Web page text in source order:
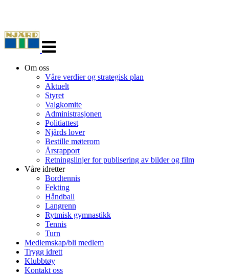
navigasjon
Om oss
Våre verdier og strategisk plan
Aktuelt
Styret
Valgkomite
Administrasjonen
Politiattest
Njårds lover
Bestille møterom
Årsrapport
Retningslinjer for publisering av bilder og film
Våre idretter
Bordtennis
Fekting
Håndball
Langrenn
Rytmisk gymnastikk
Tennis
Turn
Medlemskap/bli medlem
Trygg idrett
Klubbtøy
Kontakt oss